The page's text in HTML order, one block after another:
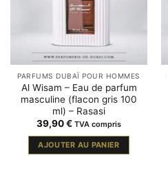
PARFUMS DUBAÏ POUR HOMMES
Al Wisam – Eau de parfum
masculine (flacon gris 100
ml) – Rasasi
39,90€ TVA compris
AJOUTER AU PANIER